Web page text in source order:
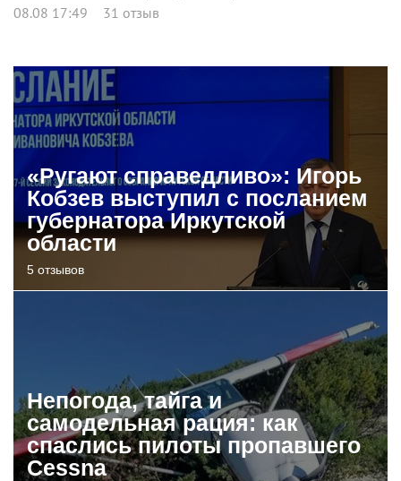
08.08 17:49 31 отзыв
«Ругают справедливо»: Игорь
Кобзев выступил с посланием
губернатора Иркутской
области
5 отзывов
Непогода, тайга и
самодельная рация: как
спаслись пилоты пропавшего
Cessna